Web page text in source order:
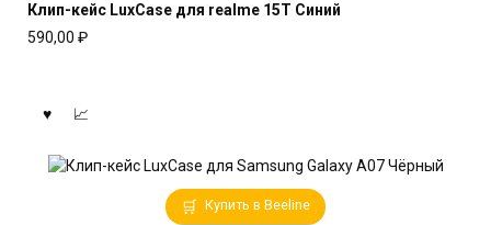
Клип-кейс LuxCase для realme 15T Синий
590,00 ₽
Купить в Beeline